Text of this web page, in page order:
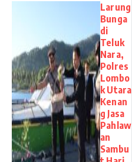
Larung
Bunga
di
Teluk
Nara,
Polres
Lombo
k Utara
Kenan
g Jasa
Pahlaw
an
Sambu